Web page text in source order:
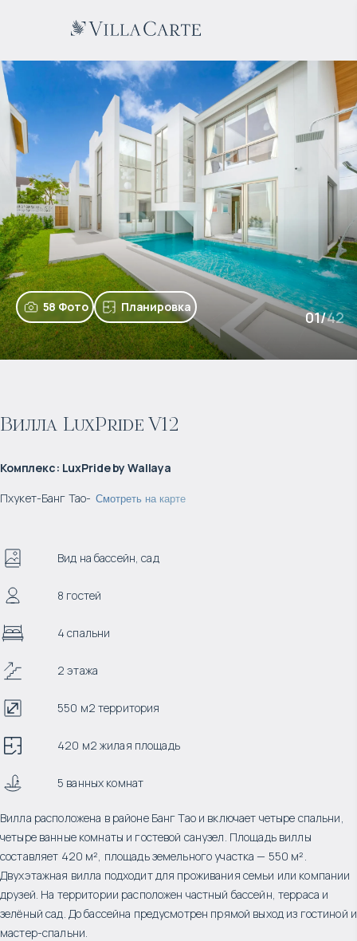
58 Фото Планировка
01/42
Вилла LuxPride V12
Комплекс: LuxPride by Wallaya
Пхукет-Банг Тао- Смотреть на карте
Вид на бассейн, сад
8 гостей
4 спальни
2 этажа
550 м2 территория
420 м2 жилая площадь
5 ванных комнат
Вилла расположена в районе Банг Тао и включает четыре спальни,
четыре ванные комнаты и гостевой санузел. Площадь виллы
составляет 420 м², площадь земельного участка — 550 м².
Двухэтажная вилла подходит для проживания семьи или компании
друзей. На территории расположен частный бассейн, терраса и
зелёный сад. До бассейна предусмотрен прямой выход из гостиной и
мастер-спальни.